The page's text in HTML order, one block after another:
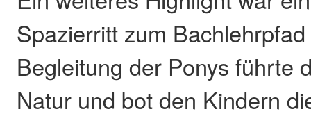
Spazierritt zum
Begleitung der Ponys führte
Natur und bot den Kindern